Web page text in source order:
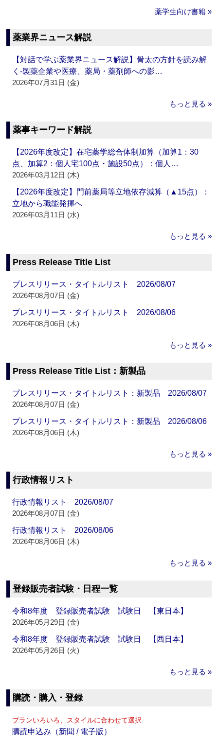
薬学生向け書籍 »
薬業界ニュース解説
【対話で学ぶ薬業界ニュース解説】骨太の方針を読み解
く‐製薬企業や医療、薬局・薬剤師への影…
2026年07月31日 (金)
もっと見る »
薬事キーワード解説
【2026年度改定】在宅薬学総合体制加算（加算1：30
点、加算2：個人宅100点・施設50点）：個人…
2026年03月12日 (木)
【2026年度改定】門前薬局等立地依存減算（▲15点）：
立地から職能発揮へ
2026年03月11日 (水)
もっと見る »
Press Release Title List
プレスリリース・タイトルリスト 2026/08/07
2026年08月07日 (金)
プレスリリース・タイトルリスト 2026/08/06
2026年08月06日 (木)
もっと見る »
Press Release Title List：新製品
プレスリリース・タイトルリスト：新製品 2026/08/07
2026年08月07日 (金)
プレスリリース・タイトルリスト：新製品 2026/08/06
2026年08月06日 (木)
もっと見る »
行政情報リスト
行政情報リスト 2026/08/07
2026年08月07日 (金)
行政情報リスト 2026/08/06
2026年08月06日 (木)
もっと見る »
登録販売者試験・日程一覧
令和8年度 登録販売者試験 試験日 【東日本】
2026年05月29日 (金)
令和8年度 登録販売者試験 試験日 【西日本】
2026年05月26日 (火)
もっと見る »
購読・購入・登録
プランいろいろ、スタイルに合わせて選択
購読申込み（新聞 / 電子版）